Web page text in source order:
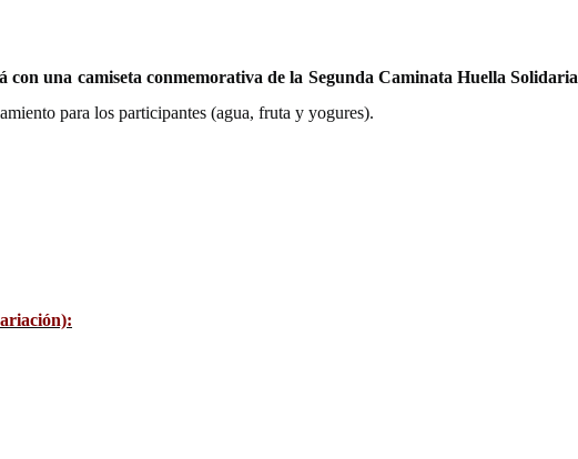
con una camiseta conmemorativa de la Segunda Caminata Huella Solidaria
para los participantes (agua, fruta y yogures).